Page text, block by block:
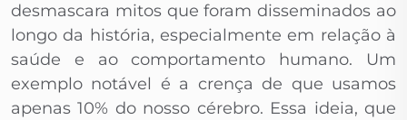
desmascara mitos que foram disseminados ao
longo da história, especialmente em relação à
saúde e ao comportamento humano. Um
exemplo notável é a crença de que usamos
apenas 10% do nosso cérebro. Essa ideia, que